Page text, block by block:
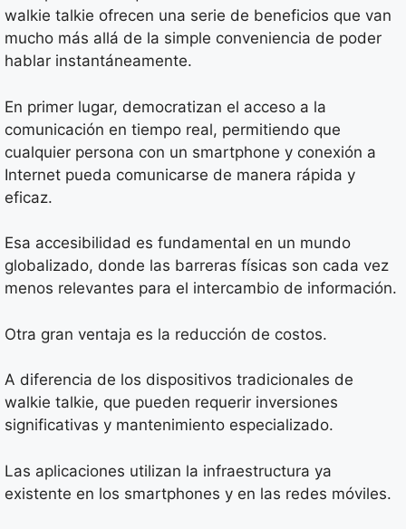
walkie talkie ofrecen una serie de beneficios que van
mucho más allá de la simple conveniencia de poder
hablar instantáneamente.
En primer lugar, democratizan el acceso a la
comunicación en tiempo real, permitiendo que
cualquier persona con un smartphone y conexión a
Internet pueda comunicarse de manera rápida y
eficaz.
Esa accesibilidad es fundamental en un mundo
globalizado, donde las barreras físicas son cada vez
menos relevantes para el intercambio de información.
Otra gran ventaja es la reducción de costos.
A diferencia de los dispositivos tradicionales de
walkie talkie, que pueden requerir inversiones
significativas y mantenimiento especializado.
Las aplicaciones utilizan la infraestructura ya
existente en los smartphones y en las redes móviles.